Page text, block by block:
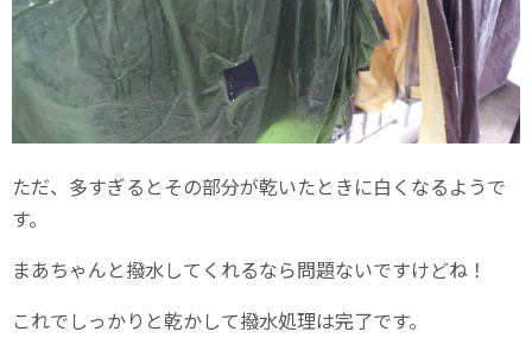
ただ、多すぎるとその部分が乾いたときに白くなるようで
す。
まあちゃんと撥水してくれるなら問題ないですけどね！
これでしっかりと乾かして撥水処理は完了です。